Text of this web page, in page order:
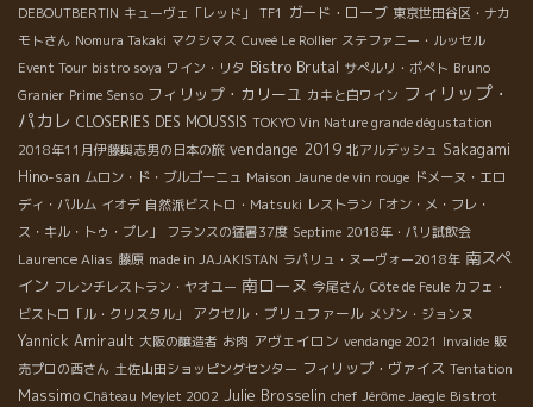
DEBOUTBERTIN キューヴェ「レッド」 TF1 ガード・ローブ 東京世田谷区・ナカ
モトさん Nomura Takaki マクシマス Cuveé Le Rollier ステファニー・ルッセル
Event Tour bistro soya ワイン・リタ Bistro Brutal サぺルリ・ポぺト Bruno
Granier Prime Senso フィリップ・カリーユ カキと白ワイン フィリップ・
パカレ CLOSERIES DES MOUSSIS TOKYO Vin Nature grande dégustation
2018年11月伊藤與志男の日本の旅 vendange 2019 北アルデッシュ Sakagami
Hino-san ムロン・ド・ブルゴーニュ Maison Jaune de vin rouge ドメーヌ・エロ
ディ・バルム イオデ 自然派ビストロ・Matsuki レストラン「オン・メ・フレ・
ス・キル・トゥ・プレ」
フランスの猛暑37度 Septime 2018年・パリ試飲会
Laurence Alias 藤原 made in JAJAKISTAN ラパリュ・ヌーヴォー2018年 南スペ
イン フレンチレストラン・ヤオユー 南ローヌ 今尾さん Côte de Feule カフェ・
ビストロ「ル・クリスタル」
アクセル・プリュファール メゾン・ジョンヌ
Yannick Amirault 大阪の醸造者 お肉 アヴェイロン vendange 2021 Invalide 販
売プロの西さん 土佐山田ショッピングセンター フィリップ・ヴァイス Tentation
Massimo Château Meylet 2002 Julie Brosselin chef Jérôme Jaegle Bistrot